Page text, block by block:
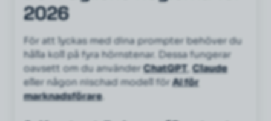
2026
För att lyckas med dina prompter behöver du
hålla koll på fyra hörnstenar. Dessa fungerar
oavsett om du använderChatGPT,Claude
eller någon nischad modell förAI för
marknadsförare.